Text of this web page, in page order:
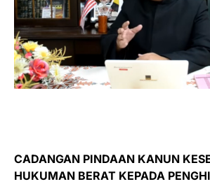
CADANGAN PINDAAN KANUN
HUKUMAN BERAT KEPADA